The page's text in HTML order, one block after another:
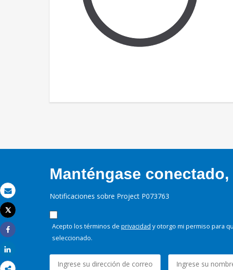
Correo electrónico
Imprimir
Tweet
Share
Manténgase
Notificaciones sobre Project P073763
Acepto los términos de privacidad y otorgo mi permiso para
seleccionado.